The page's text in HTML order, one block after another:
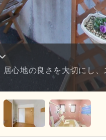
心地の良さを大切にし